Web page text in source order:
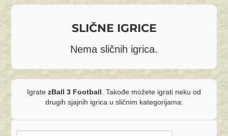
SLIČNE IGRICE
Nema sličnih igrica.
Igrate zBall 3 Football . Takođe možete igrati neku od
drugih sjajnih igrica u sličnim kategorijama: